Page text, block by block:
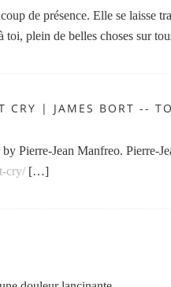
de présence. Elle se laisse
toi, plein de belles choses sur
CRY | JAMES BORT --
Pierre-Jean Manfreo. Pierre-
cry/ […]